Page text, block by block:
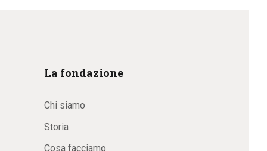
La fondazione
Chi siamo
Storia
Cosa facciamo